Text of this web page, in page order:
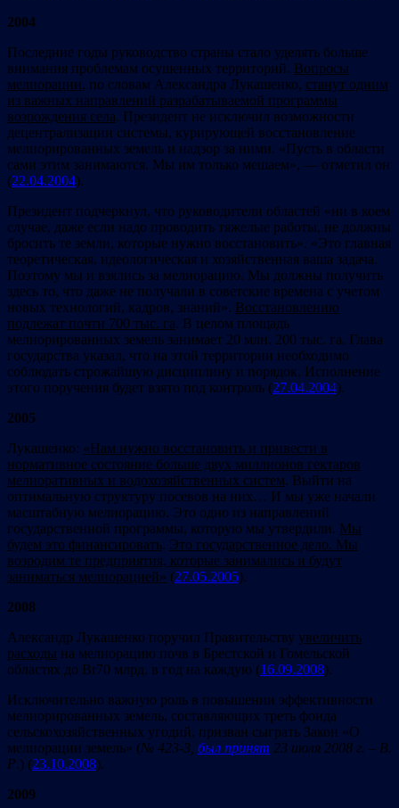
2004
Последние годы руководство страны стало уделять больше
внимания проблемам осушенных территорий. Вопросы
мелиорации, по словам Александра Лукашенко, станут одним
из важных направлений разрабатываемой программы
возрождения села. Президент не исключил возможности
децентрализации системы, курирующей восстановление
мелиорированных земель и надзор за ними. «Пусть в области
сами этим занимаются. Мы им только мешаем», — отметил он
(22.04.2004).
Президент подчеркнул, что руководители областей «ни в коем
случае, даже если надо проводить тяжелые работы, не должны
бросить те земли, которые нужно восстановить». «Это главная
теоретическая, идеологическая и хозяйственная ваша задача.
Поэтому мы и взялись за мелиорацию. Мы должны получить
здесь то, что даже не получали в советские времена с учетом
новых технологий, кадров, знаний». Восстановлению
подлежат почти 700 тыс. га. В целом площадь
мелиорированных земель занимает 20 млн. 200 тыс. га. Глава
государства указал, что на этой территории необходимо
соблюдать строжайшую дисциплину и порядок. Исполнение
этого поручения будет взято под контроль (27.04.2004).
2005
Лукашенко: «Нам нужно восстановить и привести в
нормативное состояние больше двух миллионов гектаров
мелиоративных и водохозяйственных систем. Выйти на
оптимальную структуру посевов на них… И мы уже начали
масштабную мелиорацию. Это одно из направлений
государственной программы, которую мы утвердили. Мы
будем это финансировать. Это государственное дело. Мы
возродим те предприятия, которые занимались и будут
заниматься мелиорацией» (27.05.2005).
2008
Александр Лукашенко поручил Правительству увеличить
расходы на мелиорацию почв в Брестской и Гомельской
областях до Br70 млрд. в год на каждую (16.09.2008).
Исключительно важную роль в повышении эффективности
мелиорированных земель, составляющих треть фонда
сельскохозяйственных угодий, призван сыграть Закон «О
мелиорации земель» (№ 423-З, был принят 23 июля 2008 г. – В.
Р.) (23.10.2008).
2009